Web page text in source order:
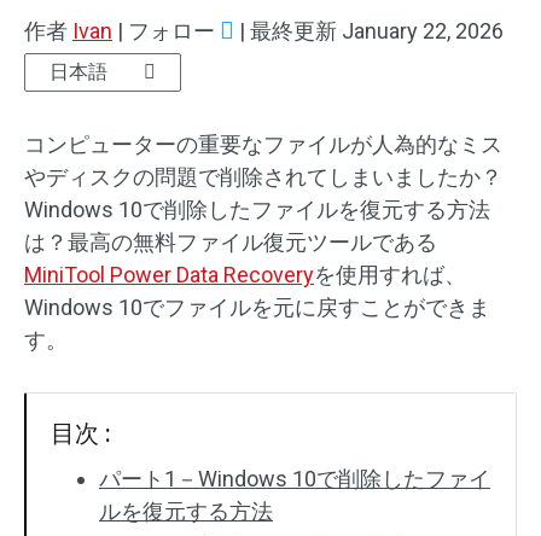
Windowsデータ復元
ハードドライブ復元
USBメモリ復元
SDカード復元
作者 Ivan | フォロー | 最終更新 January 22, 2026
日本語
コンピューターの重要なファイルが人為的なミス
やディスクの問題で削除されてしまいましたか？
Windows 10で削除したファイルを復元する方法
は？最高の無料ファイル復元ツールである
MiniTool Power Data Recoveryを使用すれば、
Windows 10でファイルを元に戻すことができま
す。
目次 :
パート1－Windows 10で削除したファイ
ルを復元する方法